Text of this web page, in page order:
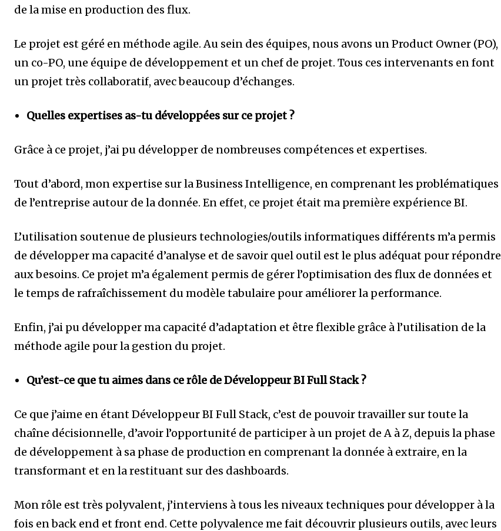
de la mise en production des flux.
Le projet est géré en méthode agile. Au sein des équipes, nous avons un Product Owner (PO),
un co-PO, une équipe de développement et un chef de projet. Tous ces intervenants en font
un projet très collaboratif, avec beaucoup d’échanges.
Quelles expertises as-tu développées sur ce projet ?
Grâce à ce projet, j’ai pu développer de nombreuses compétences et expertises.
Tout d’abord, mon expertise sur la Business Intelligence, en comprenant les problématiques
de l’entreprise autour de la donnée. En effet, ce projet était ma première expérience BI.
L’utilisation soutenue de plusieurs technologies/outils informatiques différents m’a permis
de développer ma capacité d’analyse et de savoir quel outil est le plus adéquat pour répondre
aux besoins. Ce projet m’a également permis de gérer l’optimisation des flux de données et
le temps de rafraîchissement du modèle tabulaire pour améliorer la performance.
Enfin, j’ai pu développer ma capacité d’adaptation et être flexible grâce à l’utilisation de la
méthode agile pour la gestion du projet.
Qu’est-ce que tu aimes dans ce rôle de Développeur BI Full Stack ?
Ce que j’aime en étant Développeur BI Full Stack, c’est de pouvoir travailler sur toute la
chaîne décisionnelle, d’avoir l’opportunité de participer à un projet de A à Z, depuis la phase
de développement à sa phase de production en comprenant la donnée à extraire, en la
transformant et en la restituant sur des dashboards.
Mon rôle est très polyvalent, j’interviens à tous les niveaux techniques pour développer à la
fois en back end et front end. Cette polyvalence me fait découvrir plusieurs outils, avec leurs